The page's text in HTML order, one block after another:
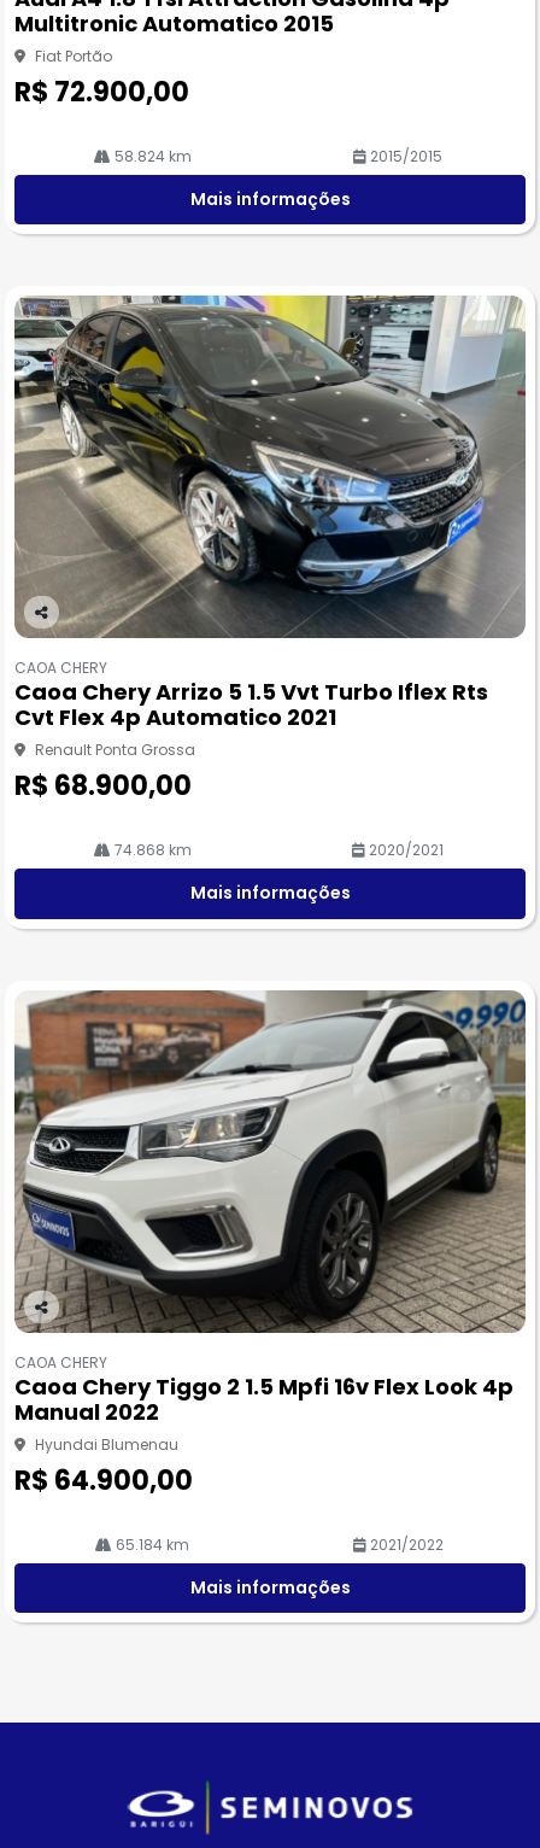
rtil
he
Multitronic Automatico 2015
Fiat Portão
R$ 72.900,00
58.824 km 2015/2015
Mais informações
Co
pa
rtil
he
CAOA CHERY
Caoa Chery Arrizo 5 1.5 Vvt Turbo Iflex Rts
Cvt Flex 4p Automatico 2021
Renault Ponta Grossa
R$ 68.900,00
74.868 km 2020/2021
Mais informações
Co
pa
rtil
he
CAOA CHERY
Caoa Chery Tiggo 2 1.5 Mpfi 16v Flex Look 4p
Manual 2022
Hyundai Blumenau
R$ 64.900,00
65.184 km 2021/2022
Mais informações